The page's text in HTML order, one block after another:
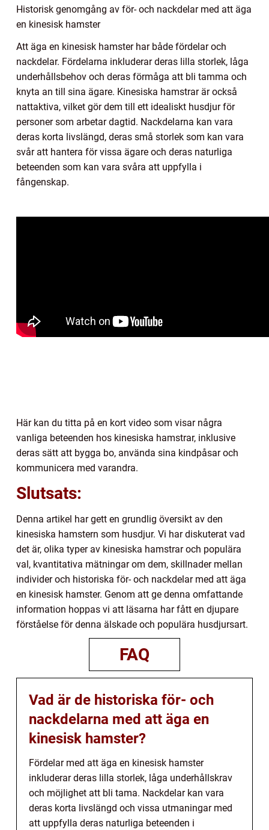
Historisk genomgång av för- och nackdelar med att äga
en kinesisk hamster
Att äga en kinesisk hamster har både fördelar och
nackdelar. Fördelarna inkluderar deras lilla storlek, låga
underhållsbehov och deras förmåga att bli tamma och
knyta an till sina ägare. Kinesiska hamstrar är också
nattaktiva, vilket gör dem till ett idealiskt husdjur för
personer som arbetar dagtid. Nackdelarna kan vara
deras korta livslängd, deras små storlek som kan vara
svår att hantera för vissa ägare och deras naturliga
beteenden som kan vara svåra att uppfylla i
fångenskap.
Här kan du titta på en kort video som visar några
vanliga beteenden hos kinesiska hamstrar, inklusive
deras sätt att bygga bo, använda sina kindpåsar och
kommunicera med varandra.
Slutsats:
Denna artikel har gett en grundlig översikt av den
kinesiska hamstern som husdjur. Vi har diskuterat vad
det är, olika typer av kinesiska hamstrar och populära
val, kvantitativa mätningar om dem, skillnader mellan
individer och historiska för- och nackdelar med att äga
en kinesisk hamster. Genom att ge denna omfattande
information hoppas vi att läsarna har fått en djupare
förståelse för denna älskade och populära husdjursart.
FAQ
Vad är de historiska för- och
nackdelarna med att äga en
kinesisk hamster?
Fördelar med att äga en kinesisk hamster
inkluderar deras lilla storlek, låga underhållskrav
och möjlighet att bli tama. Nackdelar kan vara
deras korta livslängd och vissa utmaningar med
att uppfylla deras naturliga beteenden i